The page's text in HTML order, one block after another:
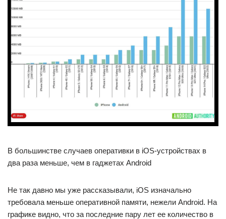
В большинстве случаев оперативки в iOS-устройствах в
два раза меньше, чем в гаджетах Android
Не так давно мы уже рассказывали, iOS изначально
требовала меньше оперативной памяти, нежели Android. На
графике видно, что за последние пару лет ее количество в